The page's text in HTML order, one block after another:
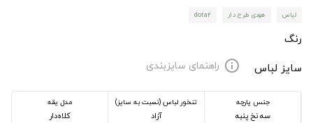
لباس هودی طرح دار dota2
رنگ
سایز لباس
info راهنمای سایزبندی
جنس پارچه
سه نخ پنبه
تنخور لباس (نسبت به سایز)
آزاد
مدل یقه
کلاه‌دار